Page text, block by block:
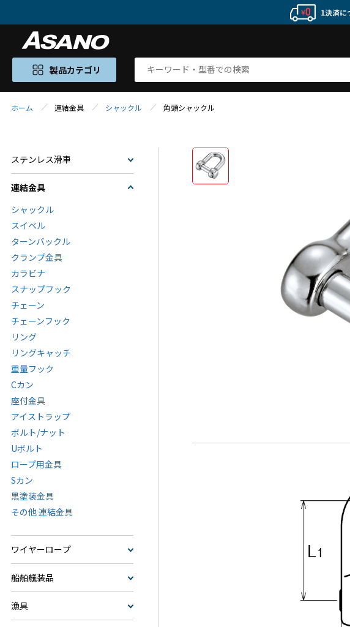
製品カテゴリ
ホーム 連結金具 シャックル 角頭シャックル
ステンレス滑車
連結金具
シャックル
スイベル
ターンバックル
クランプ金具
カラビナ
スナップフック
チェーン
チェーンフック
リング
リングキャッチ
重量フック
Cカン
座付金具
アイストラップ
ボルト/ナット
Uボルト
ロープ用金具
Sカン
黒塗装金具
その他 連結金具
ワイヤーロープ
船舶艤装品
漁具